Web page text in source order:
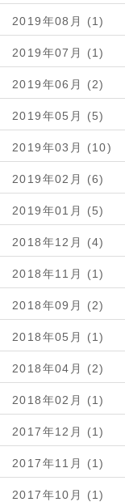
2019年08月 (1)
2019年07月 (1)
2019年06月 (2)
2019年05月 (5)
2019年03月 (10)
2019年02月 (6)
2019年01月 (5)
2018年12月 (4)
2018年11月 (1)
2018年09月 (2)
2018年05月 (1)
2018年04月 (2)
2018年02月 (1)
2017年12月 (1)
2017年11月 (1)
2017年10月 (1)